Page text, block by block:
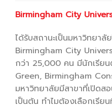
Birmingham City
ได้รับสถานะเป็นมหาวิทยา
Birmingham City
กว่า 25,000 คน มีนักเรีย
Green, Birmingham
มหาวิทยาลัยมีสาขาที่เปิด
เป็นต้น ทำไมต้องเลือกเรี